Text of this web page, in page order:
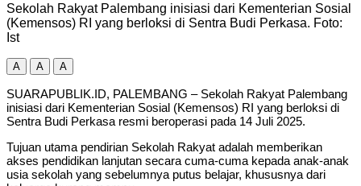
Sekolah Rakyat Palembang inisiasi dari Kementerian Sosial
(Kemensos) RI yang berloksi di Sentra Budi Perkasa. Foto:
Ist
A A A
SUARAPUBLIK.ID, PALEMBANG – Sekolah Rakyat Palembang
inisiasi dari Kementerian Sosial (Kemensos) RI yang berloksi di
Sentra Budi Perkasa resmi beroperasi pada 14 Juli 2025.
Tujuan utama pendirian Sekolah Rakyat adalah memberikan
akses pendidikan lanjutan secara cuma-cuma kepada anak-anak
usia sekolah yang sebelumnya putus belajar, khususnya dari